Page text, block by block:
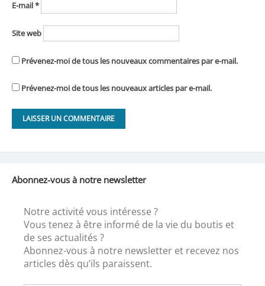
E-mail*
Site web
Prévenez-moi de tous les nouveaux commentaires par e-mail.
Prévenez-moi de tous les nouveaux articles par e-mail.
Abonnez-vous à notre newsletter
Notre activité vous intéresse ?
Vous tenez à être informé de la vie du boutis et
de ses actualités ?
Abonnez-vous à notre newsletter et recevez nos
articles dès qu’ils paraissent.